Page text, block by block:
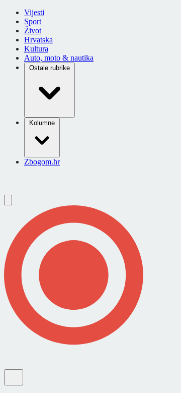
Vijesti
Sport
Život
Hrvatska
Kultura
Auto, moto & nautika
Ostale rubrike
Kolumne
Zbogom.hr